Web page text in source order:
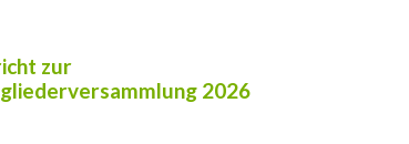
zur
2026